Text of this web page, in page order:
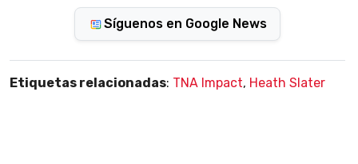
Síguenos en Google News
Etiquetas relacionadas: TNA Impact, Heath Slater